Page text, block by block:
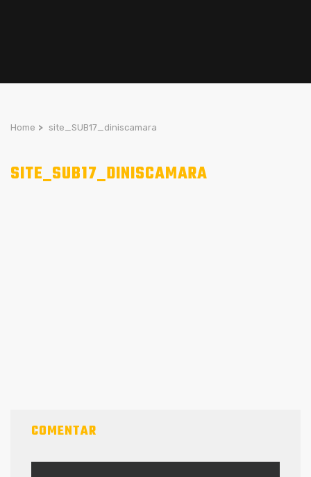
Home > site_SUB17_diniscamara
SITE_SUB17_DINISCAMARA
COMENTAR